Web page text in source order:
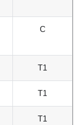
C
T1
T1
T1